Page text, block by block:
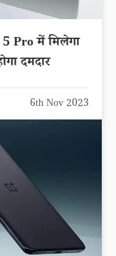
Pro में मिलेगा
दमदार
6th Nov 2023